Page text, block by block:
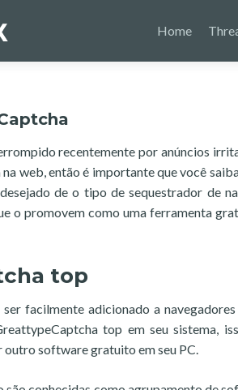
Home
recentemente por anúncios
na web, então é importante que você
de o tipo de sequestrador de
o promovem como uma ferramenta
top
facilmente adicionado a
top em seu sistema,
outro software gratuito em seu PC.